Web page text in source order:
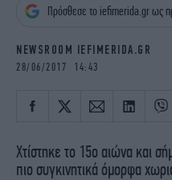
iBOOKS
MEDIA
NEWSLETTER
Πρόσθεσε το iefimerida.gr ως
NEWSROOM IEFIMERIDA.GR
28/06/2017 14:43
Χτίστηκε το 15ο αιώνα και
πιο συγκινητικά όμορφα